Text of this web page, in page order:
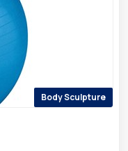
Body Sculpture